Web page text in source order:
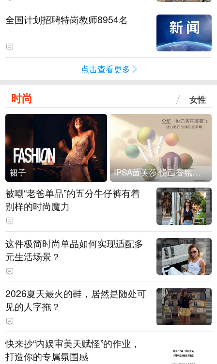
全国计划招聘特岗教师8954名
点击查看更多
时尚 女性
裙子 IPSA茵芙莎 悦己香氛凝露上市
被嘲“老爸单品”的五分牛仔裤有着
别样的时尚魔力
这件极简时尚单品如何实现适配多
元生活场景？
2026夏天最火的鞋，居然是随处可
见的人字拖？
快来抄“内娱审美天赋怪”的作业，
打造你的专属氛围感